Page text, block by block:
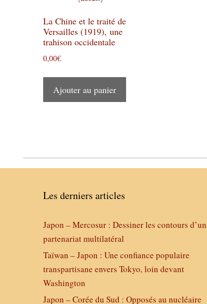
La Chine et le traité de
Versailles (1919), une
trahison occidentale
0,00€
Ajouter au panier
Les derniers articles
Japon – Mercosur : Dessiner les contours d’un
partenariat multilatéral
Taïwan – Japon : Une confiance populaire
transpartisane envers Tokyo, loin devant
Washington
Japon – Corée du Sud : Opposés au nucléaire